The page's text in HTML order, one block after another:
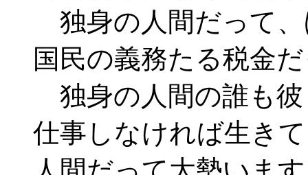
独身の人間だって、
国民の義務たる税金
独身の人間の誰も彼
仕事しなければ生き